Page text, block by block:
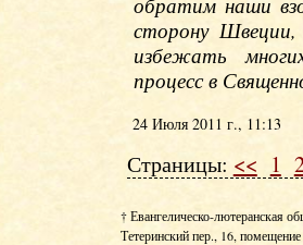
сторону
избежать
процесс в
24 Июля 2011 г., 11:13
Страницы: << 1
† Евангелическо-лютеранская
Тетеринский пер., 16,